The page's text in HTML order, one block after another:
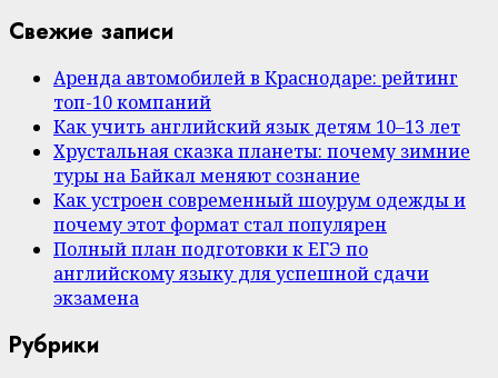
Свежие записи
Аренда автомобилей в Краснодаре: рейтинг
топ-10 компаний
Как учить английский язык детям 10–13 лет
Хрустальная сказка планеты: почему зимние
туры на Байкал меняют сознание
Как устроен современный шоурум одежды и
почему этот формат стал популярен
Полный план подготовки к ЕГЭ по
английскому языку для успешной сдачи
экзамена
Рубрики